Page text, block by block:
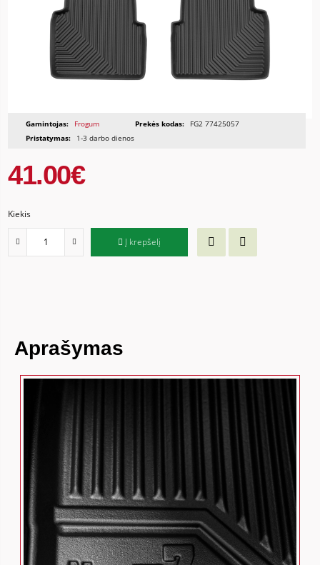
Gamintojas: Frogum Prekės kodas:
FG2 77425057
Pristatymas:
1-3 darbo dienos
41.00€
Kiekis
Į krepšelį
Aprašymas